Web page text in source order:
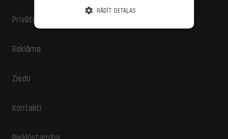
Privātuma politika
Reklāma
Ziedo
Kontakti
RĀDĪT DETAĻAS